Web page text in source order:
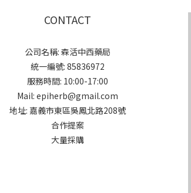
CONTACT
公司名稱: 森活中西藥局
統一編號: 85836972
服務時間: 10:00-17:00
Mail: epiherb@gmail.com
地址: 嘉義市東區吳鳳北路208號
合作提案
大量採購